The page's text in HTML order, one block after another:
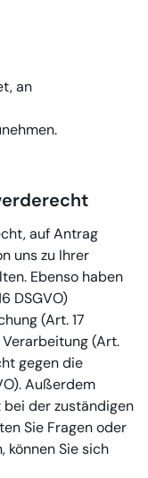
an
auf Antrag
uns zu Ihrer
Ebenso haben
DSGVO)
(Art. 17
Verarbeitung (Art.
gegen die
Außerdem
der zuständigen
Sie Fragen oder
können Sie sich